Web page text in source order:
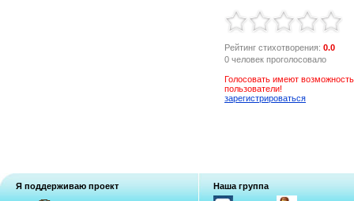
Рейтинг стихотворения: 0.0
0 человек проголосовало
Голосовать имеют
пользователи!
зарегистрироваться
Я поддерживаю проект Наша группа